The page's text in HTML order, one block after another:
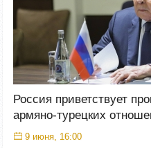
Россия приветствует
армяно-турецких
9 июня, 16:00